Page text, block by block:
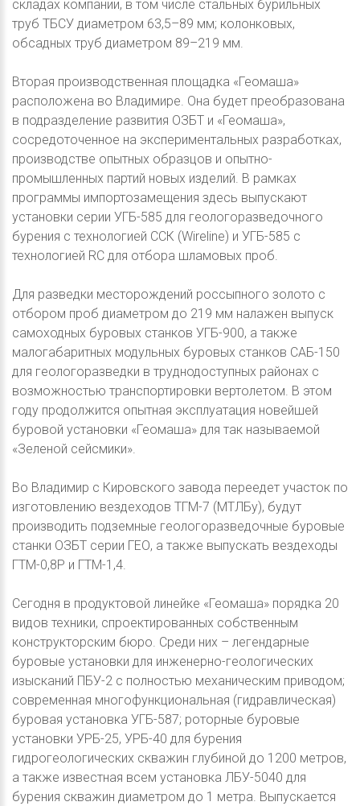
складах компании, в том числе стальных бурильных
труб ТБСУ диаметром 63,5–89 мм; колонковых,
обсадных труб диаметром 89–219 мм.
Вторая производственная площадка «Геомаша»
расположена во Владимире. Она будет преобразована
в подразделение развития ОЗБТ и «Геомаша»,
сосредоточенное на экспериментальных разработках,
производстве опытных образцов и опытно-
промышленных партий новых изделий. В рамках
программы импортозамещения здесь выпускают
установки серии УГБ-585 для геологоразведочного
бурения с технологией ССК (Wireline) и УГБ-585 с
технологией RС для отбора шламовых проб.
Для разведки месторождений россыпного золото с
отбором проб диаметром до 219 мм налажен выпуск
самоходных буровых станков УГБ-900, а также
малогабаритных модульных буровых станков САБ-150
для геологоразведки в труднодоступных районах с
возможностью транспортировки вертолетом. В этом
году продолжится опытная эксплуатация новейшей
буровой установки «Геомаша» для так называемой
«Зеленой сейсмики».
Во Владимир с Кировского завода переедет участок по
изготовлению вездеходов ТГМ-7 (МТЛБу), будут
производить подземные геологоразведочные буровые
станки ОЗБТ серии ГЕО, а также выпускать вездеходы
ГТМ-0,8Р и ГТМ-1,4.
Сегодня в продуктовой линейке «Геомаша» порядка 20
видов техники, спроектированных собственным
конструкторским бюро. Среди них – легендарные
буровые установки для инженерно-геологических
изысканий ПБУ-2 с полностью механическим приводом;
современная многофункциональная (гидравлическая)
буровая установка УГБ-587; роторные буровые
установки УРБ-25, УРБ-40 для бурения
гидрогеологических скважин глубиной до 1200 метров,
а также известная всем установка ЛБУ-5040 для
бурения скважин диаметром до 1 метра. Выпускается